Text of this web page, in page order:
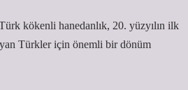
kökenli hanedanlık, 20. yüzyılın ilk
Türkler için önemli bir dönüm